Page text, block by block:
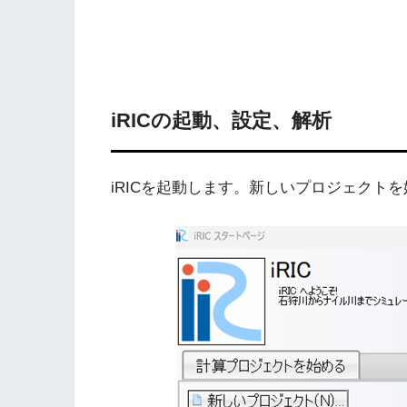
iRICの起動、設定、解析
iRICを起動します。新しいプロジェクト